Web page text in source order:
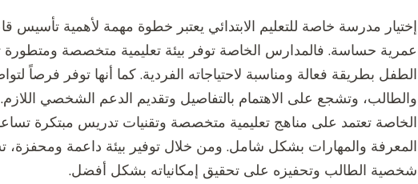
إختيار مدرسة خاصة للتعليم الابتدائي يعتبر خطوة مهمة لأهمية تأسيس
عمرية حساسة. فالمدارس الخاصة توفر بيئة تعليمية متخصصة
الطفل بطريقة فعالة ومناسبة لاحتياجاته الفردية. كما أنها توفر فرصاً
والطالب، وتشجع على الاهتمام بالتفاصيل وتقديم الدعم الشخصي
الخاصة تعتمد على مناهج تعليمية متخصصة وتقنيات تدريس مبتكرة
المعرفة والمهارات بشكل شامل. ومن خلال توفير بيئة داعمة ومحفزة،
شخصية الطالب وتحفيزه على تحقيق إمكانياته بشكل أفضل.